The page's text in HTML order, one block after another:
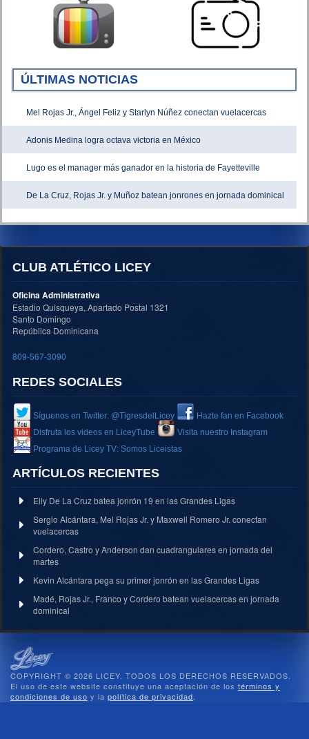
ÚLTIMAS NOTICIAS
Mel Rojas Jr., Ángel Feliz y Starlyn Núñez conectan vuelacercas
Adonis Medina logra octava victoria en México
Lugo es el manager más ganador en la historia de Fayetteville
De La Cruz, Rojas Jr. y Muñoz batean jonrones en jornada dominical
CLUB ATLÉTICO LICEY
Oficina Administrativa
Estadio Quisqueya, Apartado Postal 1321
Santo Domingo
República Dominicana
809-567-3090
REDES SOCIALES
Síguenos en Twitter: @TigresdelLicey
Hazte fan en Facebook
Disfruta los videos en LiceyTube
Visita nuestro Instagram
Programa de Licey TV: Somos Liceistas
ARTÍCULOS RECIENTES
Elly De La Cruz batea jonrón 19 en las Grandes Ligas
Sergio Alcántara, Mel Rojas Jr. y Maxwell Romero Jr. conectan
vuelacercas
Cordero, Castro y Anderson dan cuadrangulares en jornada del
martes
Kevin Alcántara pega su primer jonrón en las Grandes Ligas
Madé, Rojas Jr., Franco y Cordero batean vuelacercas en jornada
dominical
COPYRIGHT © 2026 LICEY. TODOS LOS DERECHOS RESERVADOS.
El uso de este website constituye una aceptación de los términos y
condiciones de uso y la política de privacidad